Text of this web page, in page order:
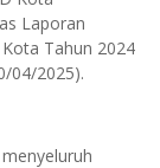
Laporan
Tahun 2024
04/2025).